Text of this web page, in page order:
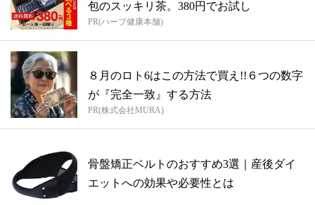
包のスッキリ茶。380円でお試し
PR(ハーブ健康本舗)
８月のロト6はこの方法で買え!!６つの数字
が『完全一致』する方法
PR(株式会社MURA)
骨盤矯正ベルトのおすすめ3選｜産後ダイ
エットへの効果や必要性とは